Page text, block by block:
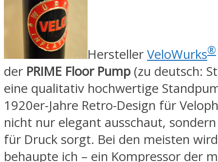
Hersteller VeloWurks®
der PRIME Floor Pump (zu deutsch:
eine qualitativ hochwertige
1920er-Jahre Retro-Design für
nicht nur elegant ausschaut,
für Druck sorgt. Bei den meisten
behaupte ich – ein Kompressor der